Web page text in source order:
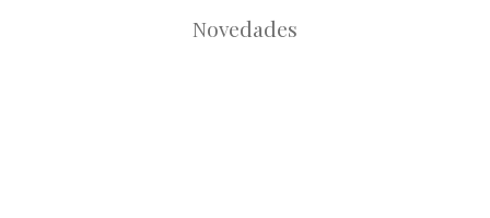
Novedades